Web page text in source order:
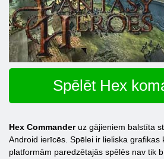
Spēlēt Hex
Hex Commanderuz gājieniem balstīta
Android ierīcēs. Spēlei ir lieliska grafikas
platformām paredzētajās spēlēs nav tik